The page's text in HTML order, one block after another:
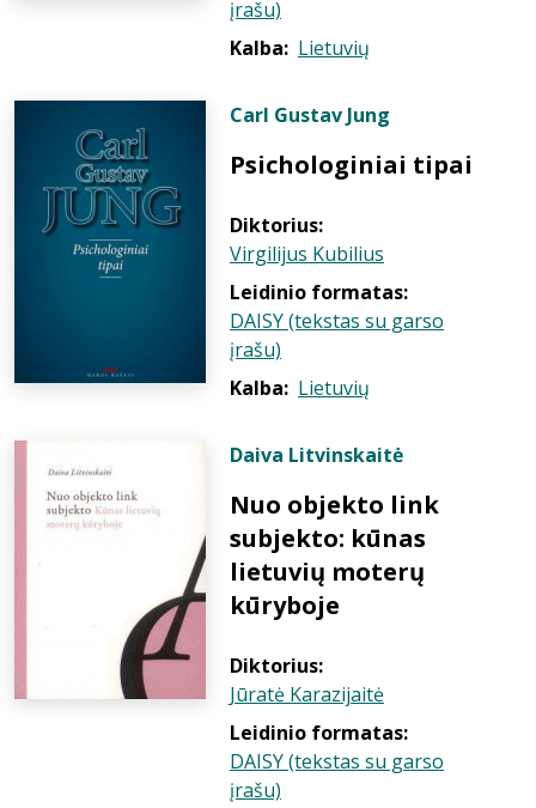
įrašu)
Kalba: Lietuvių
Carl Gustav Jung
Psichologiniai tipai
Diktorius:
Virgilijus Kubilius
Leidinio formatas:
DAISY (tekstas su garso
įrašu)
Kalba: Lietuvių
Daiva Litvinskaitė
Nuo objekto link
subjekto: kūnas
lietuvių moterų
kūryboje
Diktorius:
Jūratė Karazijaitė
Leidinio formatas:
DAISY (tekstas su garso
įrašu)